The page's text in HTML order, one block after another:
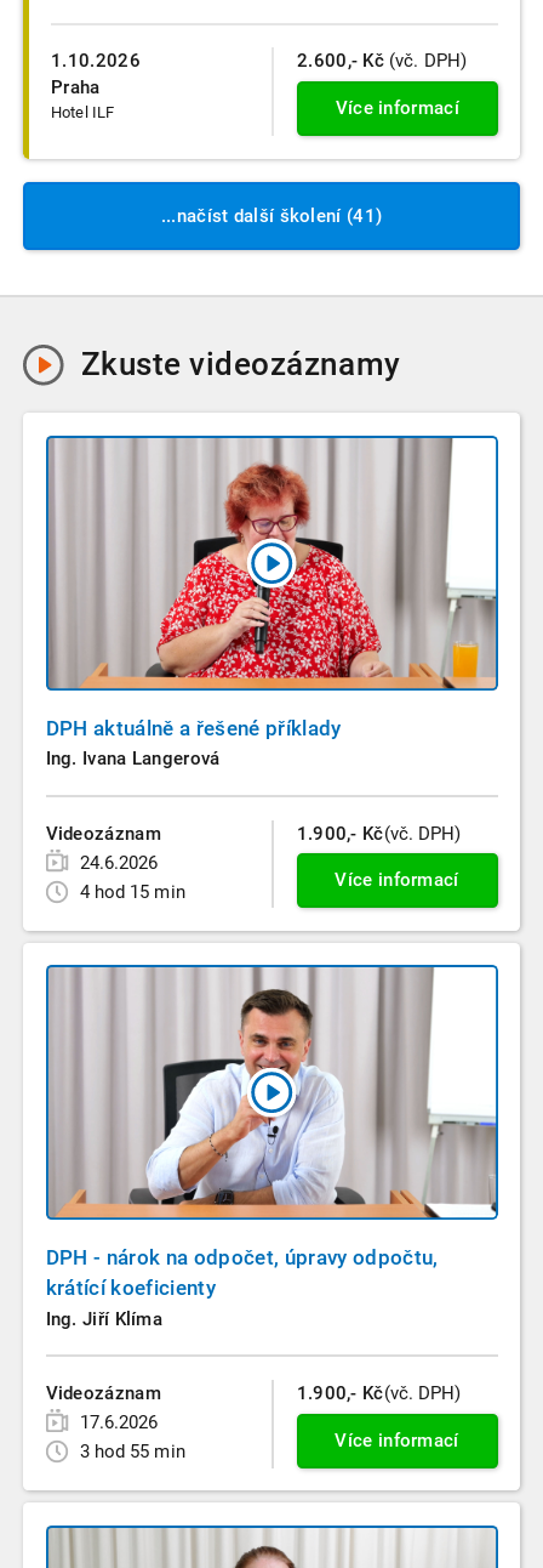
1.10.2026
Praha
Hotel ILF
2.600,- Kč (vč. DPH)
Více informací
...načíst další školení (41)
Zkustevideozáznamy
DPH aktuálně a řešené příklady
Ing. Ivana Langerová
Videozáznam
24.6.2026
4 hod 15 min
1.900,- Kč(vč. DPH)
Více informací
DPH - nárok na odpočet, úpravy odpočtu,
krátící koeficienty
Ing. Jiří Klíma
Videozáznam
17.6.2026
3 hod 55 min
1.900,- Kč(vč. DPH)
Více informací